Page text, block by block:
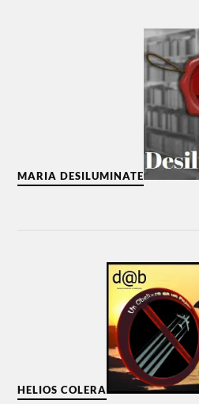
MARIA DESILUMINATE
HELIOS COLERA